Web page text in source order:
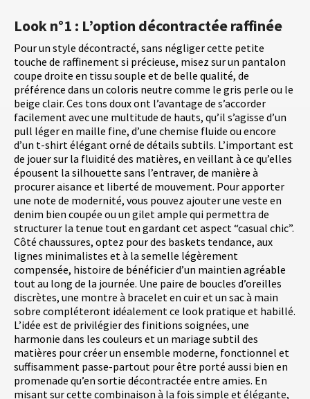
Look n°1 : L’option décontractée raffinée
Pour un style décontracté, sans négliger cette petite
touche de raffinement si précieuse, misez sur un pantalon
coupe droite en tissu souple et de belle qualité, de
préférence dans un coloris neutre comme le gris perle ou le
beige clair. Ces tons doux ont l’avantage de s’accorder
facilement avec une multitude de hauts, qu’il s’agisse d’un
pull léger en maille fine, d’une chemise fluide ou encore
d’un t-shirt élégant orné de détails subtils. L’important est
de jouer sur la fluidité des matières, en veillant à ce qu’elles
épousent la silhouette sans l’entraver, de manière à
procurer aisance et liberté de mouvement. Pour apporter
une note de modernité, vous pouvez ajouter une veste en
denim bien coupée ou un gilet ample qui permettra de
structurer la tenue tout en gardant cet aspect “casual chic”.
Côté chaussures, optez pour des baskets tendance, aux
lignes minimalistes et à la semelle légèrement
compensée, histoire de bénéficier d’un maintien agréable
tout au long de la journée. Une paire de boucles d’oreilles
discrètes, une montre à bracelet en cuir et un sac à main
sobre compléteront idéalement ce look pratique et habillé.
L’idée est de privilégier des finitions soignées, une
harmonie dans les couleurs et un mariage subtil des
matières pour créer un ensemble moderne, fonctionnel et
suffisamment passe-partout pour être porté aussi bien en
promenade qu’en sortie décontractée entre amies. En
misant sur cette combinaison à la fois simple et élégante,